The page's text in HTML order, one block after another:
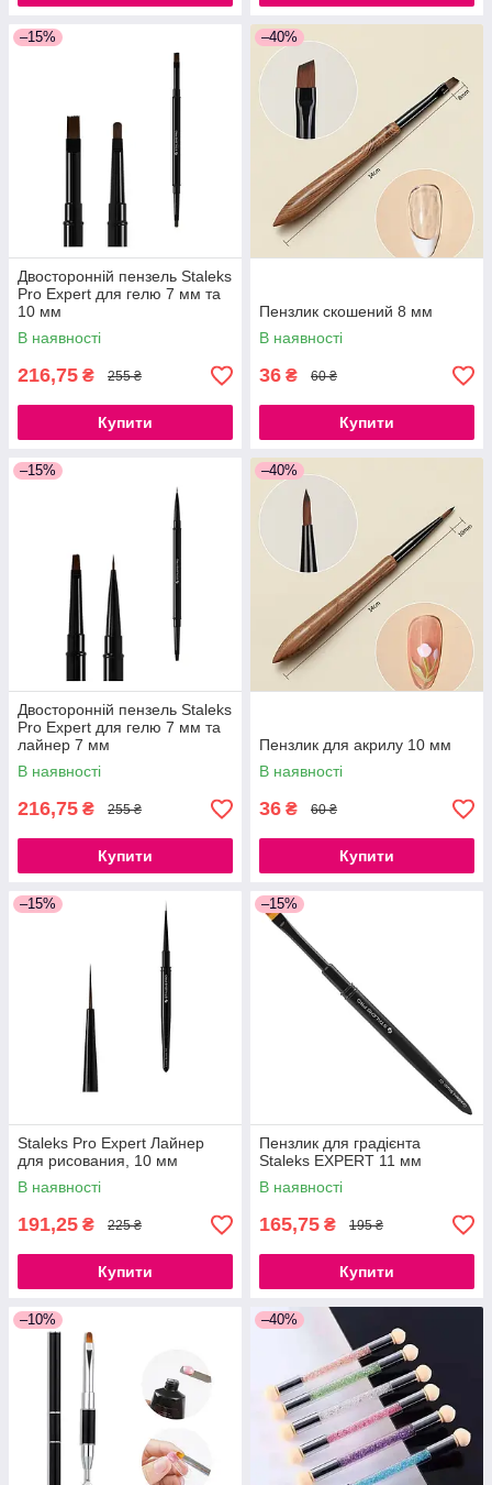
–15%
Двосторонній пензель Staleks
Pro Expert для гелю 7 мм та
10 мм
В наявності
216,75 ₴ 255 ₴
Купити
–40%
Пензлик скошений 8 мм
В наявності
36 ₴ 60 ₴
Купити
–15%
Двосторонній пензель Staleks
Pro Expert для гелю 7 мм та
лайнер 7 мм
В наявності
216,75 ₴ 255 ₴
Купити
–40%
Пензлик для акрилу 10 мм
В наявності
36 ₴ 60 ₴
Купити
–15%
Staleks Pro Expert Лайнер
для рисования, 10 мм
В наявності
191,25 ₴ 225 ₴
Купити
–15%
Пензлик для градієнта
Staleks EXPERT 11 мм
В наявності
165,75 ₴ 195 ₴
Купити
–10% –40%